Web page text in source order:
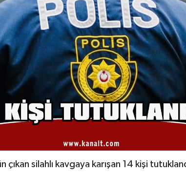
çıkan silahlı kavgaya karışan 14 kişi